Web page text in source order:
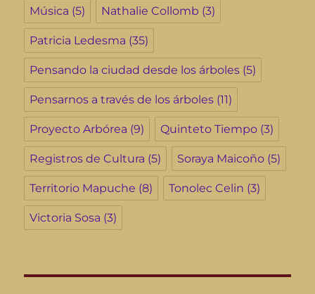
Música (5) Nathalie Collomb (3)
Patricia Ledesma (35)
Pensando la ciudad desde los árboles (5)
Pensarnos a través de los árboles (11)
Proyecto Arbórea (9) Quinteto Tiempo (3)
Registros de Cultura (5) Soraya Maicoño (5)
Territorio Mapuche (8) Tonolec Celin (3)
Victoria Sosa (3)